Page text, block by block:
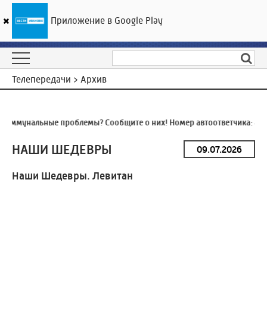
ГТРК «Ивтелерадио»
Телепередачи > Архив
проблемы? Сообщите о них! Номер автоответчика:8
НАШИ ШЕДЕВРЫ
Наши Шедевры. Левитан
Приложение в Google Play